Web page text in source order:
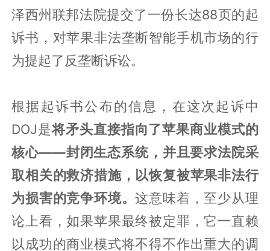
泽西州联邦法院提交了一份长达88页的起
诉书，对苹果非法垄断智能手机市场的行
为提起了反垄断诉讼。
根据起诉书公布的信息，在这次起诉中
DOJ是将矛头直接指向了苹果商业模式的
核心——封闭生态系统，并且要求法院采
取相关的救济措施，以恢复被苹果非法行
为损害的竞争环境。这意味着，至少从理
论上看，如果苹果最终被定罪，它一直赖
以成功的商业模式将不得不作出重大的调